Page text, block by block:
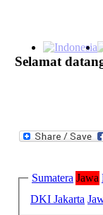
Selamat
Sumatera Jawa
DKI Jakarta